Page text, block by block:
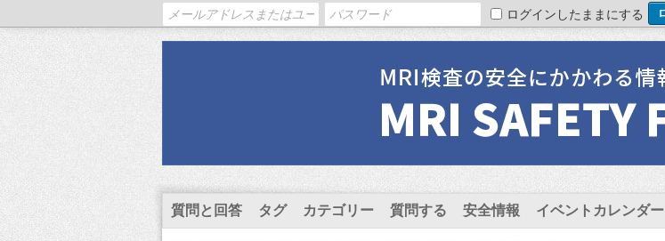
ログインしたままにする
質問と回答 タグ カテゴリー 質問する 安全情報 イベントカレンダー